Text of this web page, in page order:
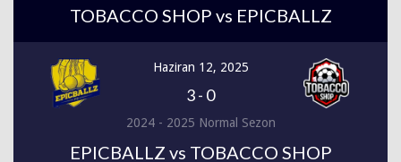
TOBACCO SHOP vs EPICBALLZ
Haziran 12, 2025
3- 0
2024 - 2025 Normal Sezon
EPICBALLZ vs TOBACCO SHOP